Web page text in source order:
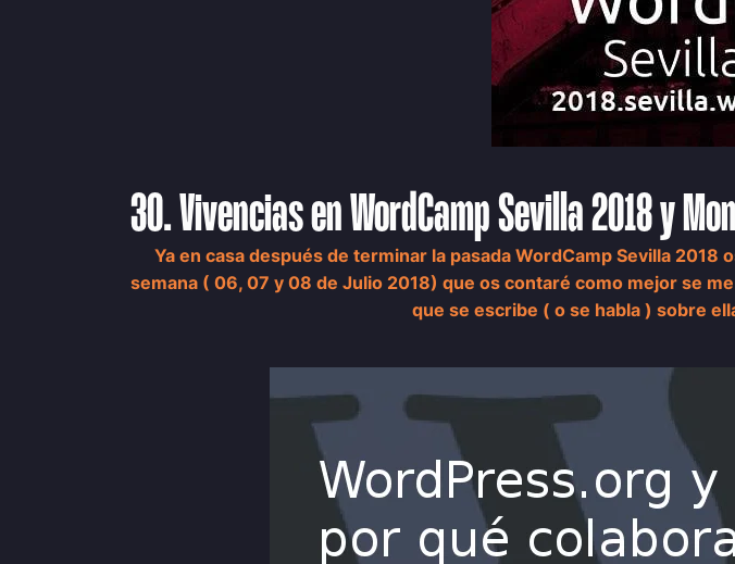
30. Vivencias en WordCamp Sevilla 2018 y
Ya en casa después de terminar la pasada WordCamp Sevilla
semana ( 06, 07 y 08 de Julio 2018) que os contaré como mejor se
que se escribe ( o se habla ) sobre